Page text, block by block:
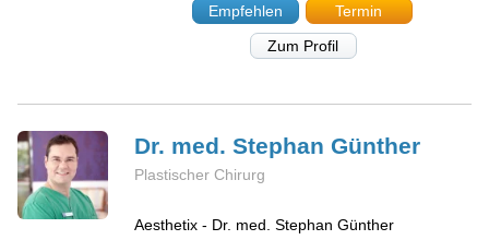
Empfehlen
Termin
Zum Profil
Dr. med. StephanGünther
Plastischer Chirurg
Aesthetix - Dr. med. Stephan Günther